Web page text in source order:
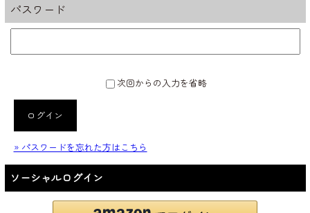
パスワード
次回からの入力を省略
ログイン
» パスワードを忘れた方はこちら
ソーシャルログイン